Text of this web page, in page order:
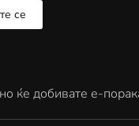
се
ќе добивате е-